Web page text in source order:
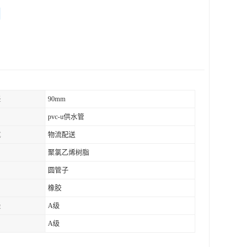
90mm
pvc-u供水管
物流配送
聚氯乙烯树脂
圆管子
橡胶
A级
A级